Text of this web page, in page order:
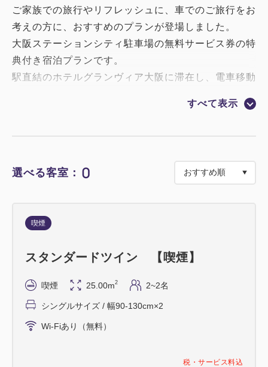
ご家族での旅行やリフレッシュに、車でのご旅行をお
考えの方に、おすすめのプランが登場しました。
大阪ステーションシティ駐車場の無料サービス券の特
典付き宿泊プランです。
駅直結のホテルグランヴィア大阪に滞在し、電車移動
きらめく夜景を楽しむときは車で、行先に合わせた快
会場：19階 フレンチレストラン「フルーヴ」
が並ぶ朝食ブッフェをお楽しみください。
【ご利用について】
※フロントにて駐車券をご提示ください。
ります。その他の特典はご利用いただけません。
※無料サービス券は、大阪ステーションシティ駐車場
すべて表示
選べる客室： 0
税・サービス料込
喫煙
スタンダードツイン 【喫煙】
喫煙 25.00m2 2~2名
シングルサイズ / 幅90-130cm×2
Wi-Fiあり（無料）